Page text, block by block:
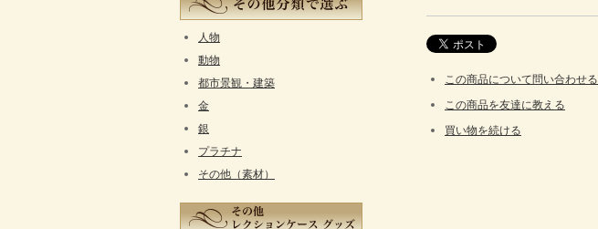
この商品について問い合わせる
この商品を友達に教える
買い物を続ける
人物
動物
都市景観・建築
金
銀
プラチナ
その他（素材）